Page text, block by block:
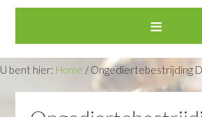
U bent hier: Home /Ongediertebestrijding